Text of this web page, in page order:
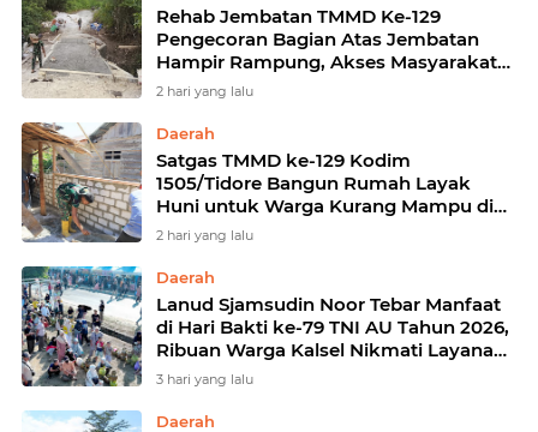
Rehab Jembatan TMMD Ke-129
Pengecoran Bagian Atas Jembatan
Hampir Rampung, Akses Masyarakat
Kampung Sesor Segera Lebih Aman
2 hari yang lalu
Daerah
Satgas TMMD ke-129 Kodim
1505/Tidore Bangun Rumah Layak
Huni untuk Warga Kurang Mampu di
Wasile Tengah
2 hari yang lalu
Daerah
Lanud Sjamsudin Noor Tebar Manfaat
di Hari Bakti ke-79 TNI AU Tahun 2026,
Ribuan Warga Kalsel Nikmati Layanan
Kesehatan Gratis dan Bazar UMKM
3 hari yang lalu
Daerah